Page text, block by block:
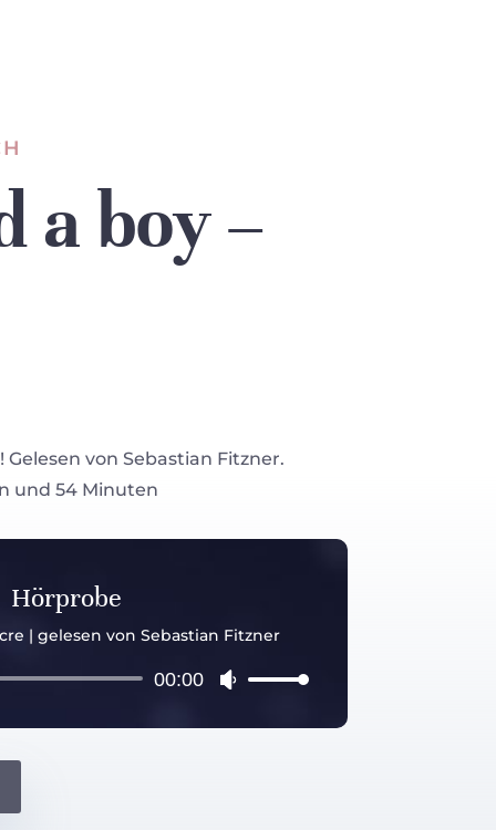
a boy –
von Sebastian Fitzner.
und 54 Minuten
Hörprobe
| gelesen von Sebastian Fitzner
Audio-
00:00
Pfeiltasten
benutzen,